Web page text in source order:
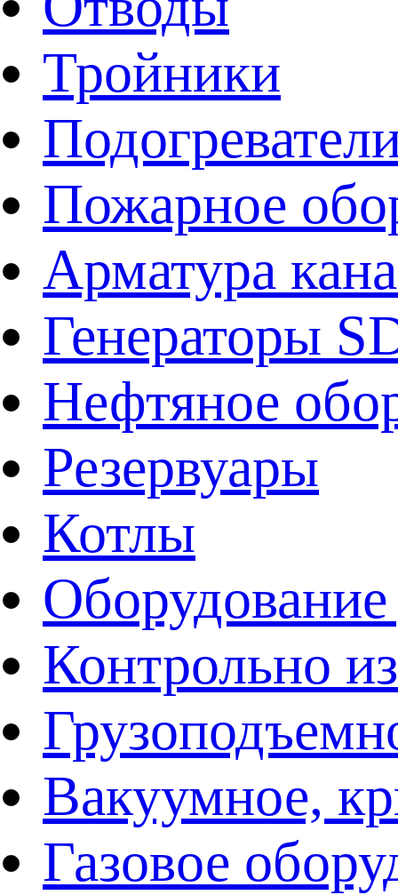
Тройники
Пожарное
Арматура
Генераторы
Нефтяное
Резервуары
Котлы
Контрольно
Вакуумное,
Газовое